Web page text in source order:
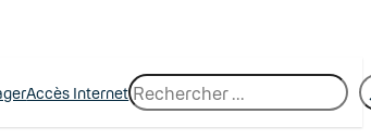
Accès InternetR
e
c